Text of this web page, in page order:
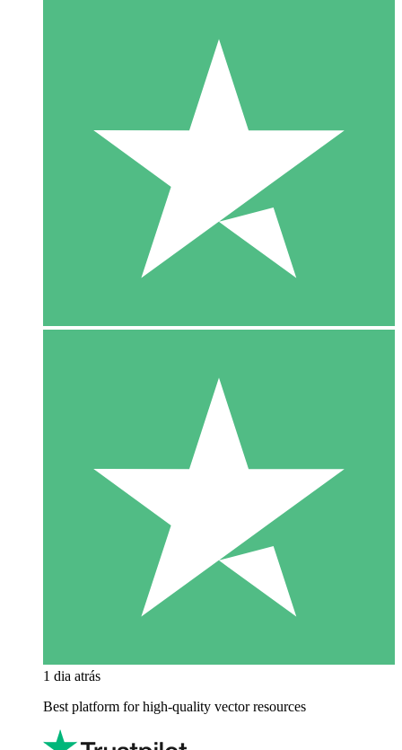
1 dia atrás
Best platform for high-quality vector resources